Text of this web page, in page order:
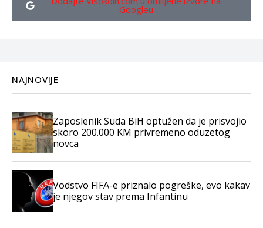
Googleu
NAJNOVIJE
Zaposlenik Suda BiH optužen da je prisvojio
skoro 200.000 KM privremeno oduzetog
novca
Vodstvo FIFA-e priznalo pogreške, evo kakav
je njegov stav prema Infantinu